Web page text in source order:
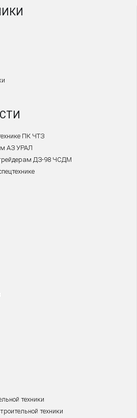
ПК ЧТЗ
АЗ УРАЛ
ДЗ-98 ЧСДМ
техники
техники